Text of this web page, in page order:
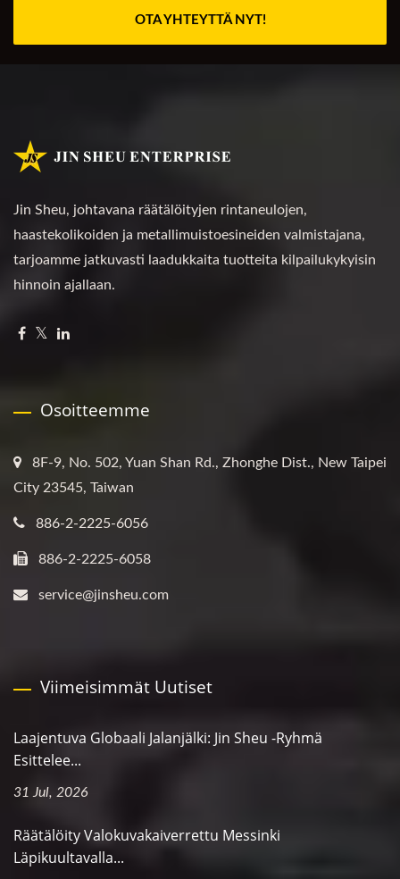
OTA YHTEYTTÄ NYT!
Jin Sheu, johtavana räätälöityjen rintaneulojen,
haastekolikoiden ja metallimuistoesineiden valmistajana,
tarjoamme jatkuvasti laadukkaita tuotteita kilpailukykyisin
hinnoin ajallaan.
Osoitteemme
8F-9, No. 502, Yuan Shan Rd., Zhonghe Dist., New Taipei
City 23545, Taiwan
886-2-2225-6056
886-2-2225-6058
service@jinsheu.com
Viimeisimmät Uutiset
Laajentuva Globaali Jalanjälki: Jin Sheu -ryhmä
Esittelee...
31 Jul, 2026
Räätälöity Valokuvakaiverrettu Messinki
Läpikuultavalla...